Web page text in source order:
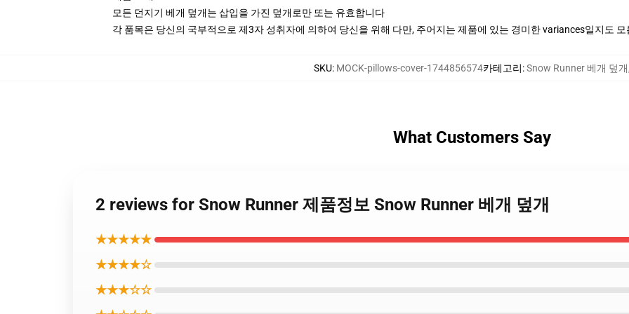
모든 던지기 베개 덮개는 삽입을 가진 덮개로만 또는 유효합니다
각 품목은 당신의 국부적으로 제3자 성취자에 의하여 당신을 위해 다만, 주어지는 제품에 있는 경미한 variances일지도
SKU: MOCK-pillows-cover-1744856574카테고리:Snow Runner 베개 덮개
What Customers Say
2 reviews for Snow Runner 제품정보 Snow Runner 베개 덮개
★★★★★
★★★★☆
★★★☆☆